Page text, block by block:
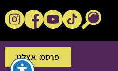
פרסמו אצלנו
פרסמו אצלנו